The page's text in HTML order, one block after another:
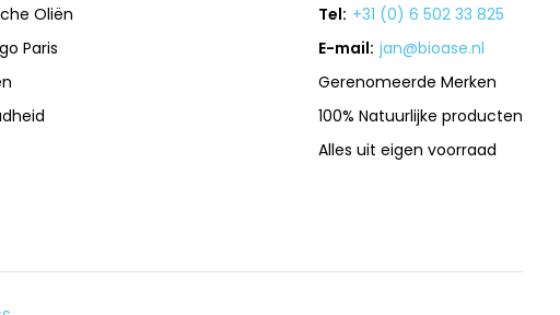
Oliën
Paris
Tel: +31 (0) 6 502 33 825
E-mail: jan@bioase.nl
Gerenomeerde Merken
100% Natuurlijke producten
Alles uit eigen voorraad